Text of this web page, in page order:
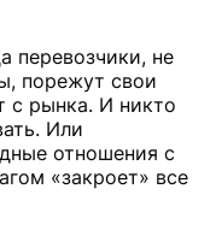
перевозчики, не
порежут свои
с рынка. И никто
Или
отношения с
«закроет» все